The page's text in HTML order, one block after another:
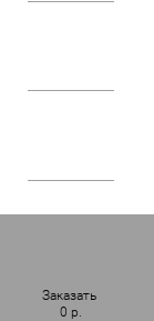
Заказать
0 р.